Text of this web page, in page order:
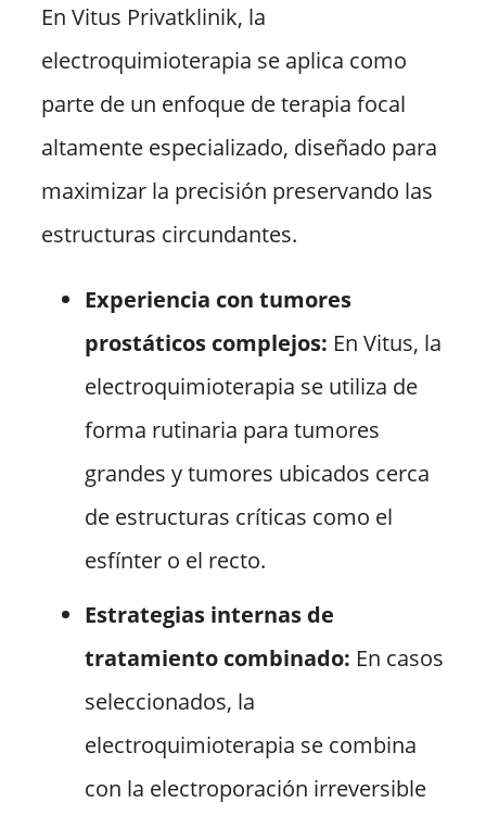
En Vitus Privatklinik, la
electroquimioterapia se aplica como
parte de un enfoque de terapia focal
altamente especializado, diseñado para
maximizar la precisión preservando las
estructuras circundantes.
Experiencia con tumores
prostáticos complejos: En Vitus, la
electroquimioterapia se utiliza de
forma rutinaria para tumores
grandes y tumores ubicados cerca
de estructuras críticas como el
esfínter o el recto.
Estrategias internas de
tratamiento combinado: En casos
seleccionados, la
electroquimioterapia se combina
con la electroporación irreversible